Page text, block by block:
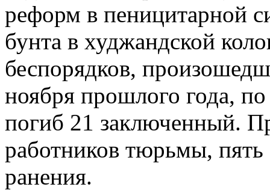
реформ в пеницитарной
бунта в худжандской
беспорядков,
ноября прошлого года,
погиб 21 заключенный.
работников тюрьмы,
ранения.